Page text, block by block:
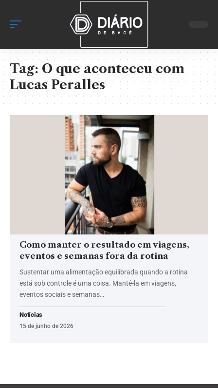
Tag:O que aconteceu com
Lucas Peralles
Como manter o resultado em viagens,
eventos e semanas fora da rotina
Sustentar uma alimentação equilibrada quando a rotina
está sob controle é uma coisa. Mantê-la em viagens,
eventos sociais e semanas…
Notícias
15 de junho de 2026